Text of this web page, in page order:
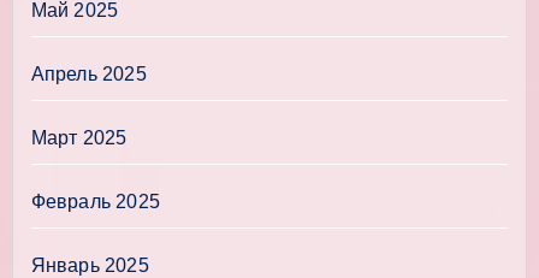
Май 2025
Апрель 2025
Март 2025
Февраль 2025
Январь 2025